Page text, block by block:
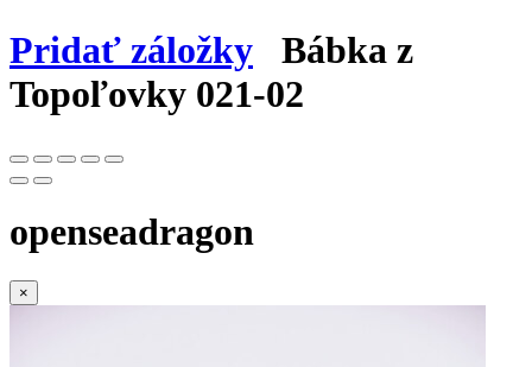
Pridať záložky Bábka z
Topoľovky 021-02
openseadragon
×